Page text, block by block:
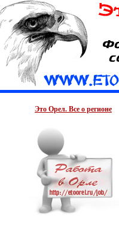
Это Орел. Все о регионе